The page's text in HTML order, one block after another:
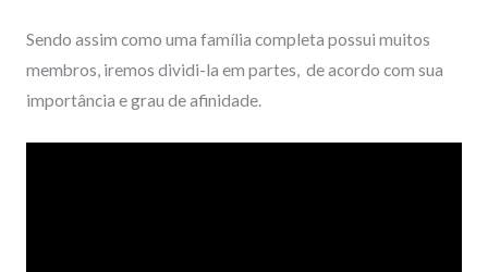
Sendo assim como uma família completa possui muitos
membros, iremos dividi-la em partes, de acordo com sua
importância e grau de afinidade.